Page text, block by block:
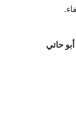
حاتي